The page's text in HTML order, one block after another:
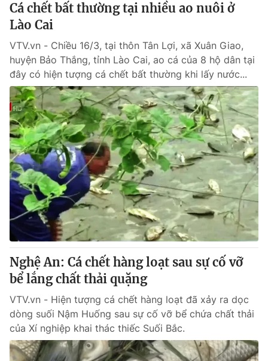
Cá chết bất thường tại nhiều ao nuôi ở
Lào Cai
VTV.vn - Chiều 16/3, tại thôn Tân Lợi, xã Xuân Giao,
huyện Bảo Thắng, tỉnh Lào Cai, ao cá của 8 hộ dân tại
đây có hiện tượng cá chết bất thường khi lấy nước...
Nghệ An: Cá chết hàng loạt sau sự cố vỡ
bể lắng chất thải quặng
VTV.vn - Hiện tượng cá chết hàng loạt đã xảy ra dọc
dòng suối Nậm Huống sau sự cố vỡ bể chứa chất thải
của Xí nghiệp khai thác thiếc Suối Bắc.